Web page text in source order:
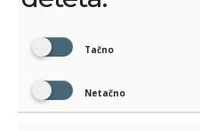
Tačno
Netačno